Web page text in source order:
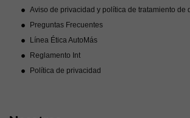
Aviso de privacidad y política de tratamiento de
Preguntas Frecuentes
Línea Ética AutoMás
Reglamento Int
Política de privacidad